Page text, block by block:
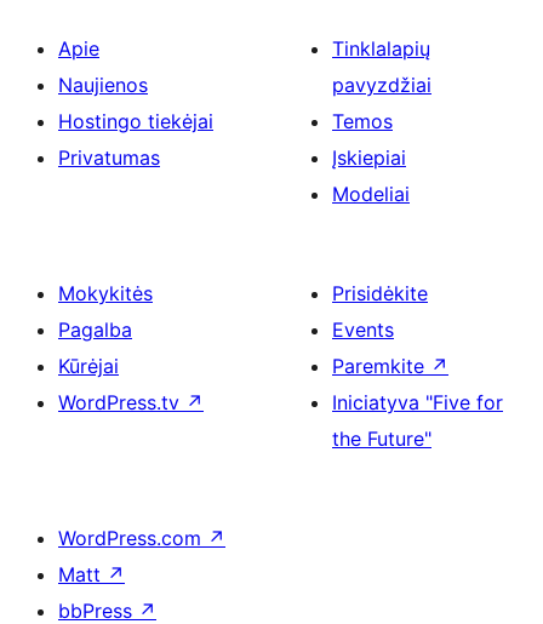
Apie
Naujienos
Hostingo tiekėjai
Privatumas
Tinklalapių
pavyzdžiai
Temos
Įskiepiai
Modeliai
Mokykitės
Pagalba
Kūrėjai
WordPress.tv ↗
Prisidėkite
Events
Paremkite ↗
Iniciatyva "Five for
the Future"
WordPress.com ↗
Matt ↗
bbPress ↗